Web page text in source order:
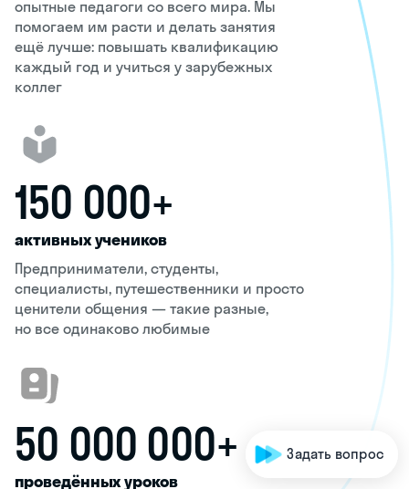
опытные педагоги со всего мира. Мы
помогаем им расти и делать занятия
ещё лучше: повышать квалификацию
каждый год и учиться у зарубежных
коллег
150 000+
активных учеников
Предприниматели, студенты,
специалисты, путешественники и просто
ценители общения — такие разные,
но все одинаково любимые
50 000 000+
проведённых уроков
Задать вопрос